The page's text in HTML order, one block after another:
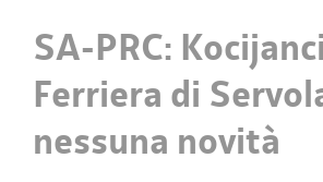
SA-PRC:
Ferriera di
nessuna novità